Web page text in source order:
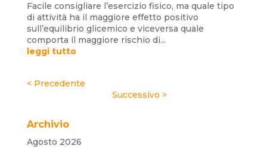
Facile consigliare l’esercizio fisico, ma quale tipo
di attività ha il maggiore effetto positivo
sull’equilibrio glicemico e viceversa quale
comporta il maggiore rischio di...
leggi tutto
Archivio
Agosto 2026